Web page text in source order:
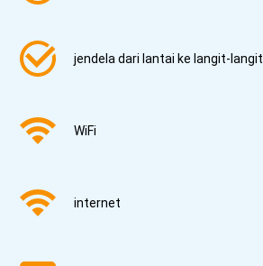
jendela dari lantai ke langit-langit
WiFi
internet